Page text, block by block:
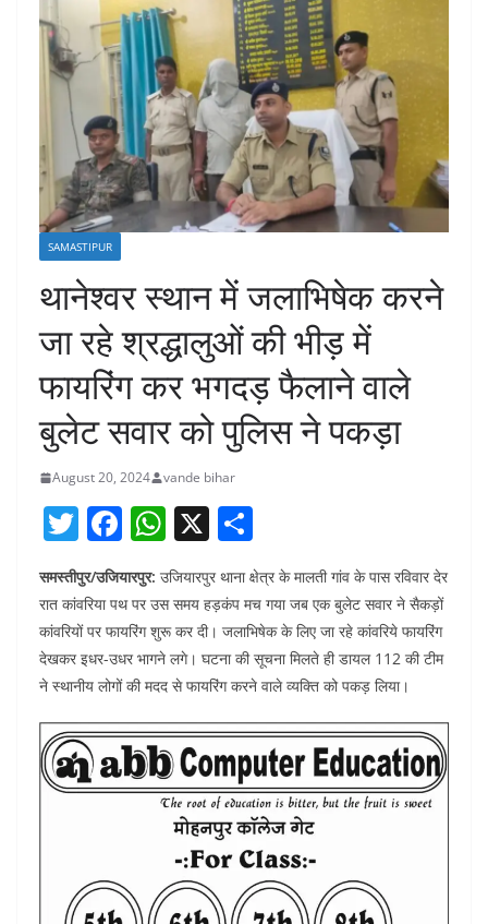
SAMASTIPUR
थानेश्वर स्थान में जलाभिषेक करने
जा रहे श्रद्धालुओं की भीड़ में
फायरिंग कर भगदड़ फैलाने वाले
बुलेट सवार को पुलिस ने पकड़ा
August 20, 2024 vande bihar
T
itt
er
F
c
e
b
o
o
k
W
h
at
s
A
p
p
X
h
ar
e
समस्तीपुर/उजियारपुर: उजियारपुर थाना क्षेत्र के मालती गांव के पास रविवार देर
रात कांवरिया पथ पर उस समय हड़कंप मच गया जब एक बुलेट सवार ने सैकड़ों
कांवरियों पर फायरिंग शुरू कर दी। जलाभिषेक के लिए जा रहे कांवरिये फायरिंग
देखकर इधर-उधर भागने लगे। घटना की सूचना मिलते ही डायल 112 की टीम
ने स्थानीय लोगों की मदद से फायरिंग करने वाले व्यक्ति को पकड़ लिया।